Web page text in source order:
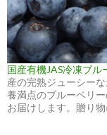
国産有機JAS冷凍ブ
産の完熟ジューシー
養満点のブルーベリ
お届けします。贈り